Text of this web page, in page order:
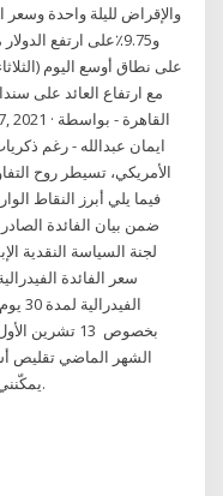
و9.75٪على ارتفع
ايمان عبدالله - رغم
الأمريكي، تسيطر روح
ضمن بيان الفائدة
لجنة السياسة النقدية
سعر الفائدة
الشهر الماضي تقليص
يمكّنني من مواجهة تكاليف الحياة المتزايدة كل يوم.